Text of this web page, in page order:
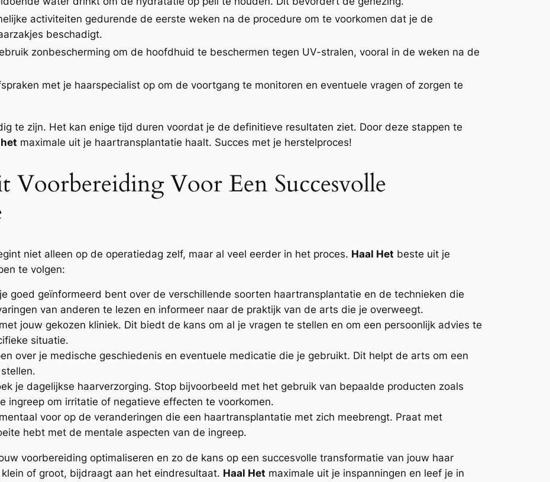
activiteiten gedurende de eerste weken na de procedure om te voorkomen dat je de
beschadigt.
zonbescherming om de hoofdhuid te beschermen tegen UV-stralen, vooral in de weken na de
met je haarspecialist op om de voortgang te monitoren en eventuele vragen of zorgen te
te zijn. Het kan enige tijd duren voordat je de definitieve resultaten ziet. Door deze stappen te
het maximale uit je haartransplantatie haalt. Succes met je herstelproces!
Voorbereiding Voor Een Succesvolle
niet alleen op de operatiedag zelf, maar al veel eerder in het proces. Haal Het beste uit je
te volgen:
goed geïnformeerd bent over de verschillende soorten haartransplantatie en de technieken die
van anderen te lezen en informeer naar de praktijk van de arts die je overweegt.
jouw gekozen kliniek. Dit biedt de kans om al je vragen te stellen en om een persoonlijk advies te
situatie.
over je medische geschiedenis en eventuele medicatie die je gebruikt. Dit helpt de arts om een
je dagelijkse haarverzorging. Stop bijvoorbeeld met het gebruik van bepaalde producten zoals
ingreep om irritatie of negatieve effecten te voorkomen.
voor op de veranderingen die een haartransplantatie met zich meebrengt. Praat met
hebt met de mentale aspecten van de ingreep.
voorbereiding optimaliseren en zo de kans op een succesvolle transformatie van jouw haar
of groot, bijdraagt aan het eindresultaat. Haal Het maximale uit je inspanningen en leef je in